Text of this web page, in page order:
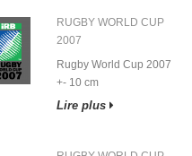
RUGBY WORLD CUP
2007
Rugby World Cup 2007
+- 10 cm
Lire plus